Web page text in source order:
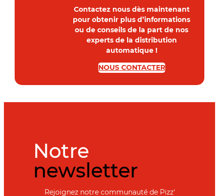
Contactez nous dès maintenant
pour obtenir plus d’informations
ou de conseils de la part de nos
experts de la distribution
automatique !
NOUS CONTACTER
Notre
newsletter
Rejoignez notre communauté de Pizz'